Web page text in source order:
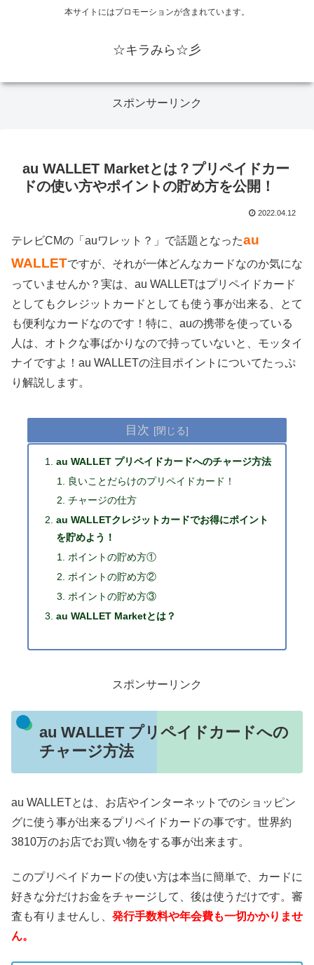
本サイトにはプロモーションが含まれています。
☆キラみら☆彡
スポンサーリンク
au WALLET Marketとは？プリペイドカー
ドの使い方やポイントの貯め方を公開！
2022.04.12
テレビCMの「auワレット？」で話題となったau
WALLETですが、それが一体どんなカードなのか気にな
っていませんか？実は、au WALLETはプリペイドカード
としてもクレジットカードとしても使う事が出来る、とて
も便利なカードなのです！特に、auの携帯を使っている
人は、オトクな事ばかりなので持っていないと、モッタイ
ナイですよ！au WALLETの注目ポイントについてたっぷ
り解説します。
目次
au WALLET プリペイドカードへのチャージ方法
良いことだらけのプリペイドカード！
チャージの仕方
au WALLETクレジットカードでお得にポイント
を貯めよう！
ポイントの貯め方①
ポイントの貯め方②
ポイントの貯め方③
au WALLET Marketとは？
スポンサーリンク
au WALLET プリペイドカードへの
チャージ方法
au WALLETとは、 お店やインターネットでのショッピン
グに使う事が出来るプリペイドカードの事です。世界約
3810万のお店でお買い物をする事が出来ます。
このプリペイドカードの使い方は本当に簡単で、カードに
好きな分だけお金をチャージして、後は使うだけです。審
査も有りませんし、 発行手数料や年会費も一切かかりませ
ん。